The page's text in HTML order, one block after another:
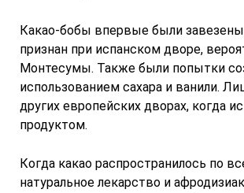
Какао-бобы впервые были
признан при испанском дворе,
Монтесумы. Также были попытки
использованием сахара и ванили.
других европейских дворах, когда
продуктом.
Когда какао распространилось по
натуральное лекарство и